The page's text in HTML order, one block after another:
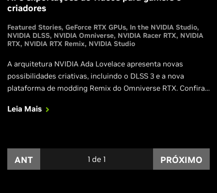
criadores
Featured Stories GeForce RTX GPUs In the NVIDIA Studio
NVIDIA DLSS NVIDIA Omniverse NVIDIA Racer RTX NVIDIA
RTX NVIDIA RTX Remix NVIDIA Studio
A arquitetura NVIDIA Ada Lovelace apresenta novas
possibilidades criativas, incluindo o DLSS 3 e a nova
plataforma de modding Remix do Omniverse RTX. Confira
para o Racer no "In the NVIDIA Studio" desta semana.
Leia Mais
ANT 1 de 1 PRÓXIMO